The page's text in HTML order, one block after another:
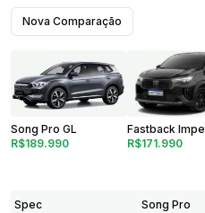
Nova Comparação
Song Pro GL
R$189.990
R$171.990
Spec Song Pro